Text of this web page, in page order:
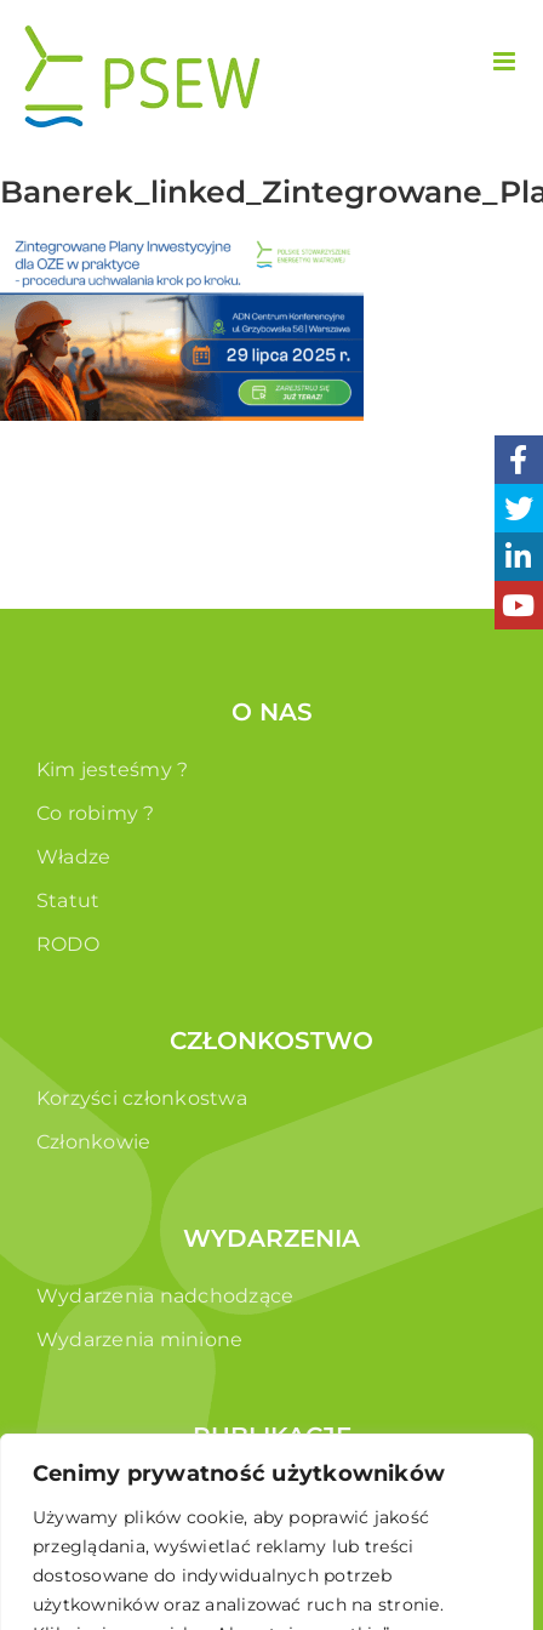
Cenimy prywatność użytkowników
Używamy plików cookie, aby poprawić jakość
przeglądania, wyświetlać reklamy lub treści
dostosowane do indywidualnych potrzeb
użytkowników oraz analizować ruch na stronie.
zawartości
O NAS
Kim jesteśmy ?
Co robimy ?
Władze
Statut
RODO
CZŁONKOSTWO
Korzyści członkostwa
Członkowie
WYDARZENIA
Wydarzenia nadchodzące
Wydarzenia minione
PUBLIKACJE
Raporty
Broszura edukacyjna